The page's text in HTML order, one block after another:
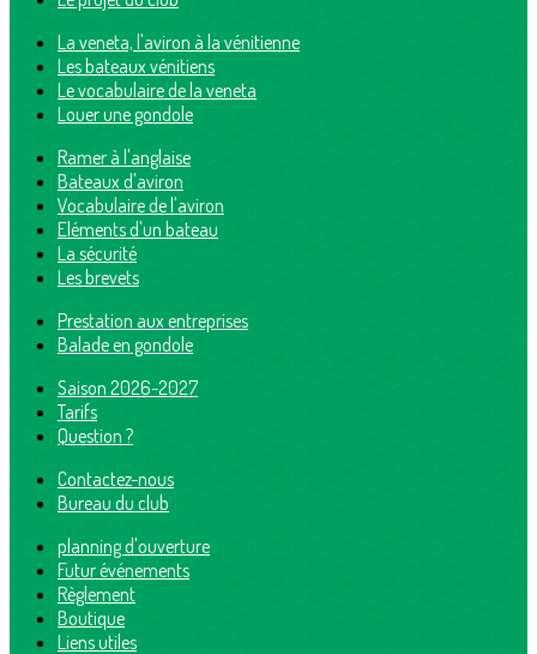
La veneta, l'aviron à la vénitienne
Les bateaux vénitiens
Le vocabulaire de la veneta
Louer une gondole
Ramer à l'anglaise
Bateaux d'aviron
Vocabulaire de l'aviron
Eléments d'un bateau
La sécurité
Les brevets
Prestation aux entreprises
Balade en gondole
Saison 2026-2027
Tarifs
Question ?
Contactez-nous
Bureau du club
planning d'ouverture
Futur événements
Règlement
Boutique
Liens utiles